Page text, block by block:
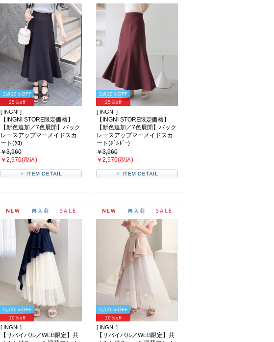
2点10％OFF
25％off
[ INGNI ]
【INGNI STORE限定価格】
【新色追加／7色展開】バック
レースアップマーメイドスカ
ート(ｸﾛ)
￥3,960
￥2,970(税込)
2点10％OFF
25％off
[ INGNI ]
【INGNI STORE限定価格】
【新色追加／7色展開】バック
レースアップマーメイドスカ
ート(ﾎﾞﾙﾄﾞｰ)
￥3,960
￥2,970(税込)
2点10％OFF
10％off
[ INGNI ]
【リバイバル／WEB限定】共
2点10％OFF
10％off
[ INGNI ]
【リバイバル／WEB限定】共